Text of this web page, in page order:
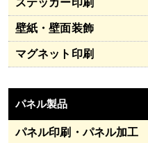
壁紙・壁面装飾
マグネット印刷
パネル製品
パネル印刷・パネル加工